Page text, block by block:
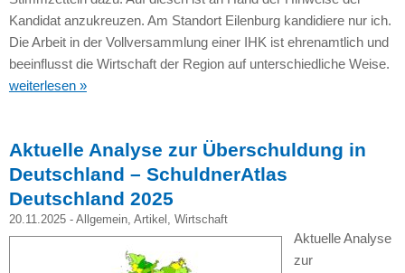
Kandidat anzukreuzen. Am Standort Eilenburg kandidiere nur ich.
Die Arbeit in der Vollversammlung einer IHK ist ehrenamtlich und
beeinflusst die Wirtschaft der Region auf unterschiedliche Weise.
weiterlesen »
Aktuelle Analyse zur Überschuldung in
Deutschland – SchuldnerAtlas
Deutschland 2025
20.11.2025 - Allgemein, Artikel , Wirtschaft
Aktuelle Analyse
zur